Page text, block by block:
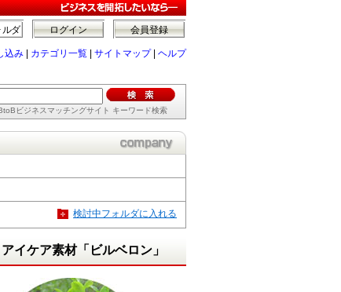
会員登録
ログイン
ルダ
込み カテゴリ一覧 サイトマップ| ヘルプ
ビジネスマッチングサイト キーワード検索
検討中フォルダに入れる
イケア素材「ビルベロン」